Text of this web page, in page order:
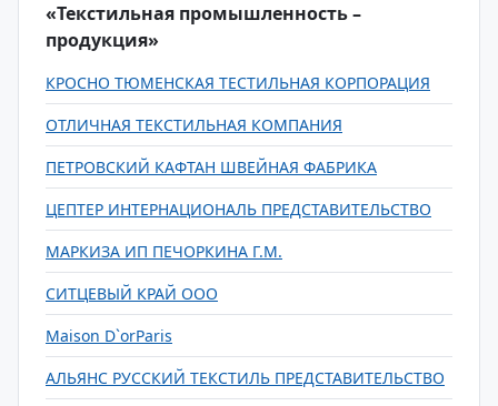
«Текстильная промышленность –
продукция»
КРОСНО ТЮМЕНСКАЯ ТЕСТИЛЬНАЯ КОРПОРАЦИЯ
ОТЛИЧНАЯ ТЕКСТИЛЬНАЯ КОМПАНИЯ
ПЕТРОВСКИЙ КАФТАН ШВЕЙНАЯ ФАБРИКА
ЦЕПТЕР ИНТЕРНАЦИОНАЛЬ ПРЕДСТАВИТЕЛЬСТВО
МАРКИЗА ИП ПЕЧОРКИНА Г.М.
СИТЦЕВЫЙ КРАЙ ООО
Maison D`orParis
АЛЬЯНС РУССКИЙ ТЕКСТИЛЬ ПРЕДСТАВИТЕЛЬСТВО